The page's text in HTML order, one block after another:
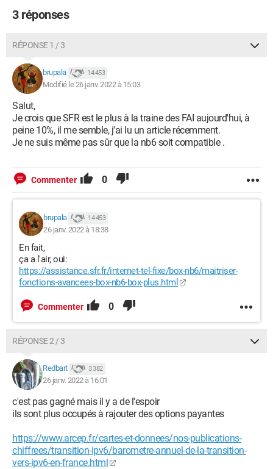
3 réponses
RÉPONSE 1 / 3
brupala 14 453
Modifié le 26 janv. 2022 à 15:03
Salut,
Je crois que SFR est le plus à la traine des FAI aujourd'hui, à
peine 10%, il me semble, j'ai lu un article récemment.
Je ne suis même pas sûr que la nb6 soit compatible .
Commenter 0
brupala 14 453
26 janv. 2022 à 18:38
En fait,
ça a l'air, oui:
https://assistance.sfr.fr/internet-tel-fixe/box-nb6/maitriser-
fonctions-avancees-box-nb6-box-plus.html
Commenter 0
RÉPONSE 2 / 3
Redbart 3 382
26 janv. 2022 à 16:01
c'est pas gagné mais il y a de l'espoir
ils sont plus occupés à rajouter des options payantes
https://www.arcep.fr/cartes-et-donnees/nos-publications-
chiffrees/transition-ipv6/barometre-annuel-de-la-transition-
vers-ipv6-en-france.html